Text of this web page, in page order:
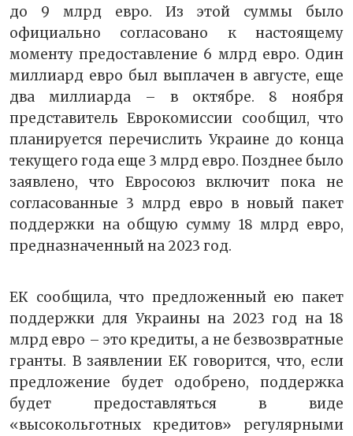
до 9 млрд евро. Из этой суммы было
официально согласовано к настоящему
моменту предоставление 6 млрд евро. Один
миллиард евро был выплачен в августе, еще
два миллиарда – в октябре. 8 ноября
представитель Еврокомиссии сообщил, что
планируется перечислить Украине до конца
текущего года еще 3 млрд евро. Позднее было
заявлено, что Евросоюз включит пока не
согласованные 3 млрд евро в новый пакет
поддержки на общую сумму 18 млрд евро,
предназначенный на 2023 год.
ЕК сообщила, что предложенный ею пакет
поддержки для Украины на 2023 год на 18
млрд евро – это кредиты, а не безвозвратные
гранты. В заявлении ЕК говорится, что, если
предложение будет одобрено, поддержка
будет предоставляться в виде
«высокольготных кредитов» регулярными